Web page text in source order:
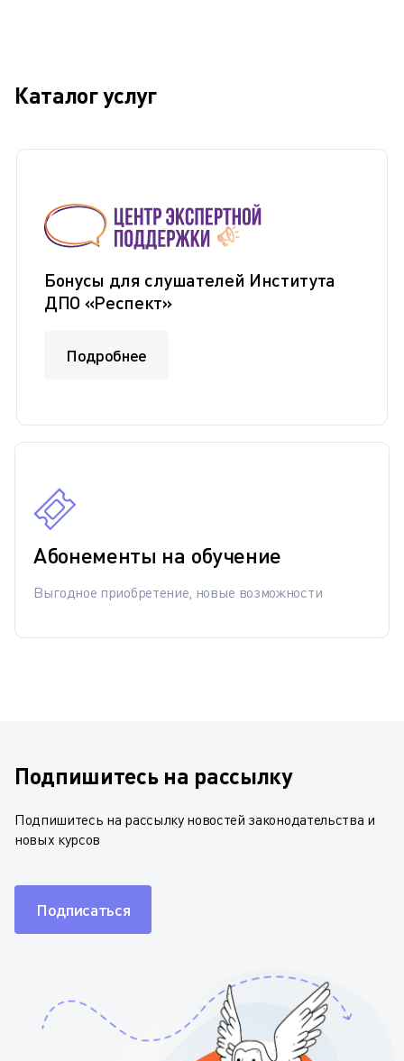
Каталог услуг
Бонусы для слушателей Института
ДПО «Респект»
Подробнее
Абонементы на обучение
Выгодное приобретение, новые возможности
Подпишитесь на рассылку
Подпишитесь на рассылку новостей законодательства и
новых курсов
Подписаться